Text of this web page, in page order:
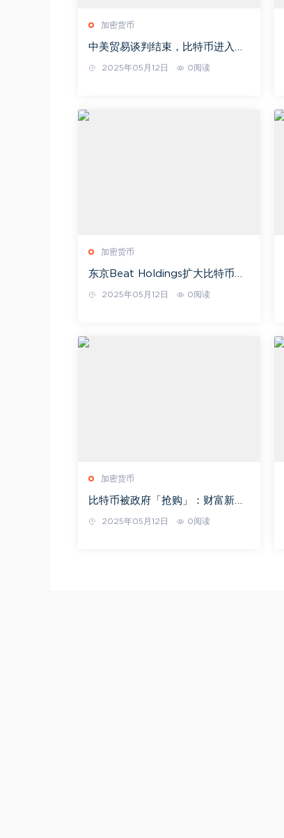
加密货币
中美贸易谈判结束，比特币进入香
蕉区？E卫兵亦华丽转身
2025年05月12日 0阅读
加密货币
东京Beat Holdings扩大比特币
ETF投资，加入Metaplanet的加
密货币国库扩张计划
2025年05月12日 0阅读
加密货币
比特币被政府「抢购」：财富新宠
还是隐患？
2025年05月12日 0阅读